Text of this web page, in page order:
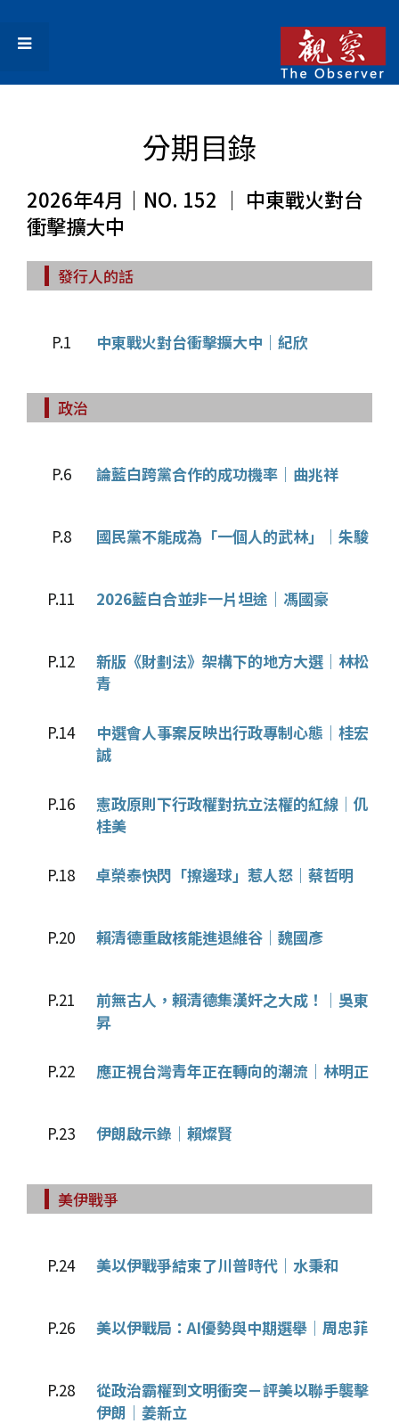
分期目錄
2026年4月｜NO. 152 │ 中東戰火對台
衝擊擴大中
發行人的話
P.1 中東戰火對台衝擊擴大中│紀欣
政治
P.6 論藍白跨黨合作的成功機率│曲兆祥
P.8 國民黨不能成為「一個人的武林」│朱駿
P.11 2026藍白合並非一片坦途│馮國豪
P.12
新版《財劃法》架構下的地方大選│林松
青
P.14
中選會人事案反映出行政專制心態│桂宏
誠
P.16
憲政原則下行政權對抗立法權的紅線│仉
桂美
P.18 卓榮泰快閃「擦邊球」惹人怒│蔡哲明
P.20 賴清德重啟核能進退維谷│魏國彥
P.21
前無古人，賴清德集漢奸之大成！│吳東
昇
P.22 應正視台灣青年正在轉向的潮流│林明正
P.23 伊朗啟示錄│賴燦賢
美伊戰爭
P.24 美以伊戰爭結束了川普時代│水秉和
P.26 美以伊戰局：AI優勢與中期選舉│周忠菲
P.28
從政治霸權到文明衝突－評美以聯手襲擊
伊朗│姜新立